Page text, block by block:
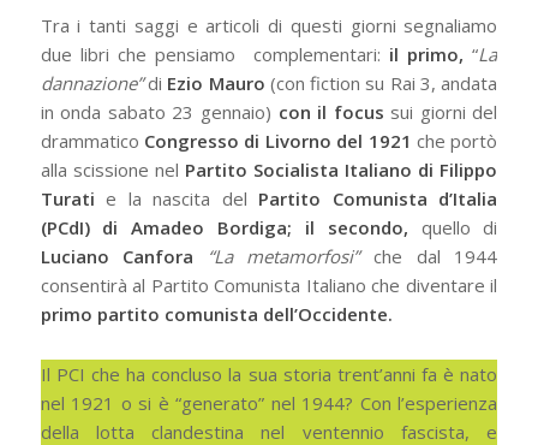
Tra i tanti saggi e articoli di questi giorni segnaliamo
due libri che pensiamo complementari: il primo,“La
dannazione”di Ezio Mauro (con fiction su Rai 3, andata
in onda sabato 23 gennaio) con il focus sui giorni del
drammatico Congresso di Livorno del 1921 che portò
alla scissione nel Partito Socialista Italiano di Filippo
Turatie la nascita del Partito Comunista d’Italia
(PCdI) di Amadeo Bordiga;
il secondo, quello di
Luciano Canfora
“La metamorfosi”che dal 1944
consentirà al Partito Comunista Italiano che diventare il
primo partito comunista dell’Occidente.
Il PCI che ha concluso la sua storia trent’anni fa è nato
nel 1921 o si è “generato” nel 1944? Con l’esperienza
della lotta clandestina nel ventennio fascista, e